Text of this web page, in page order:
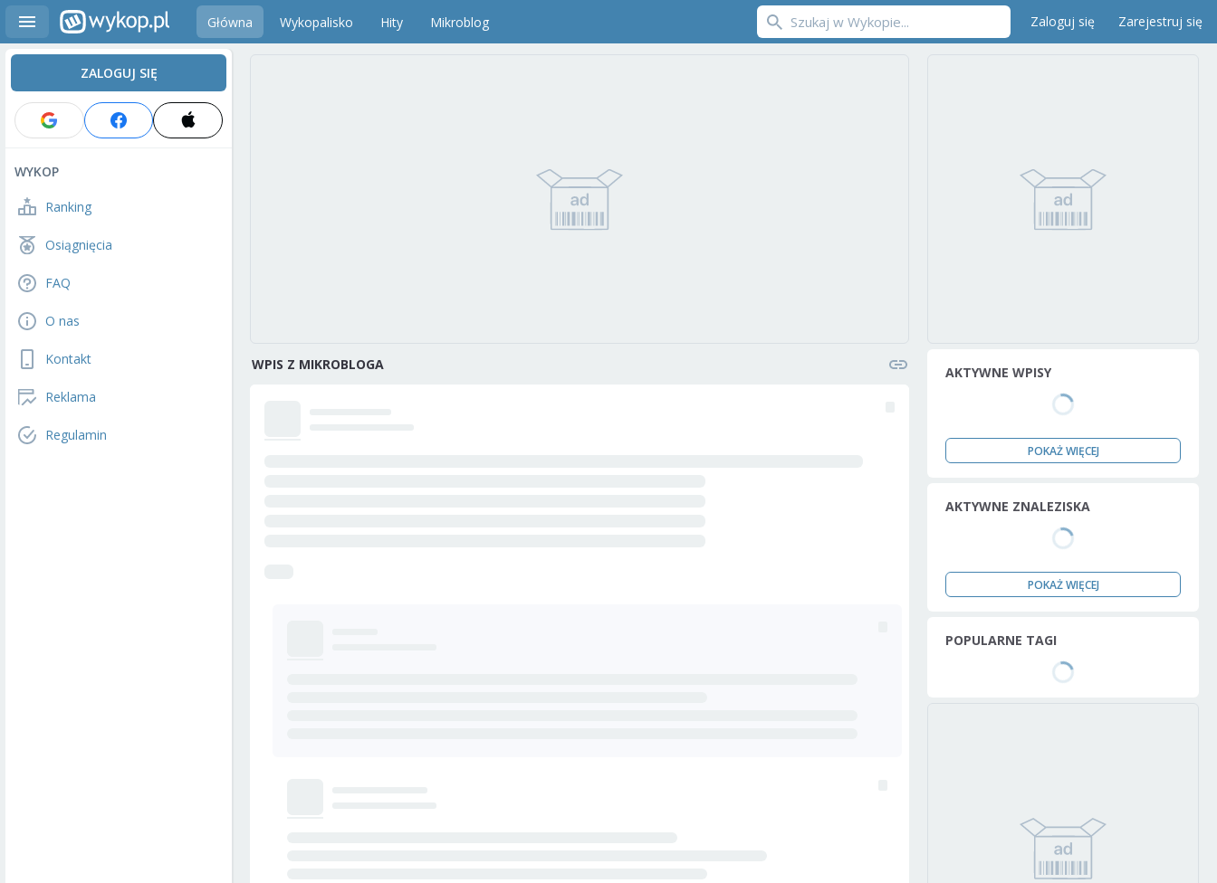
Główna Wykopalisko Hity Mikroblog Zaloguj się Zarejestruj się
ZALOGUJ SIĘ
WYKOP
Ranking
Osiągnięcia
FAQ
O nas
Kontakt
Reklama
Regulamin
WPIS Z MIKROBLOGA AKTYWNE WPISY
POKAŻ WIĘCEJ
AKTYWNE ZNALEZISKA
POKAŻ WIĘCEJ
POPULARNE TAGI